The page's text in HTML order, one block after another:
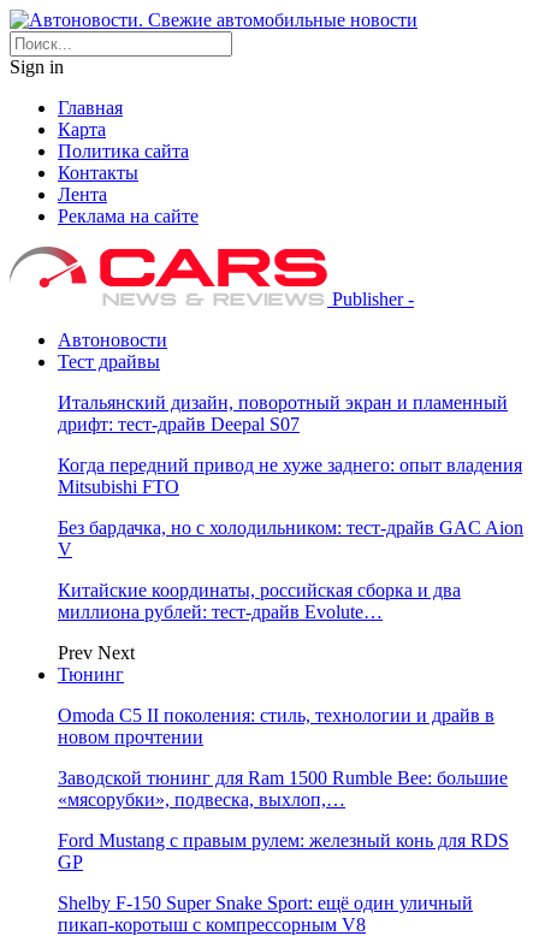
Sign in
Главная
Карта
Политика сайта
Контакты
Лента
Реклама на сайте
Publisher -
Автоновости
Тест драйвы
Итальянский дизайн, поворотный экран и пламенный
дрифт: тест-драйв Deepal S07
Когда передний привод не хуже заднего: опыт владения
Mitsubishi FTO
Без бардачка, но с холодильником: тест-драйв GAC Aion
V
Китайские координаты, российская сборка и два
миллиона рублей: тест-драйв Evolute…
Prev Next
Тюнинг
Omoda C5 II поколения: стиль, технологии и драйв в
новом прочтении
Заводской тюнинг для Ram 1500 Rumble Bee: большие
«мясорубки», подвеска, выхлоп,…
Ford Mustang с правым рулем: железный конь для RDS
GP
Shelby F-150 Super Snake Sport: ещё один уличный
пикап-коротыш с компрессорным V8